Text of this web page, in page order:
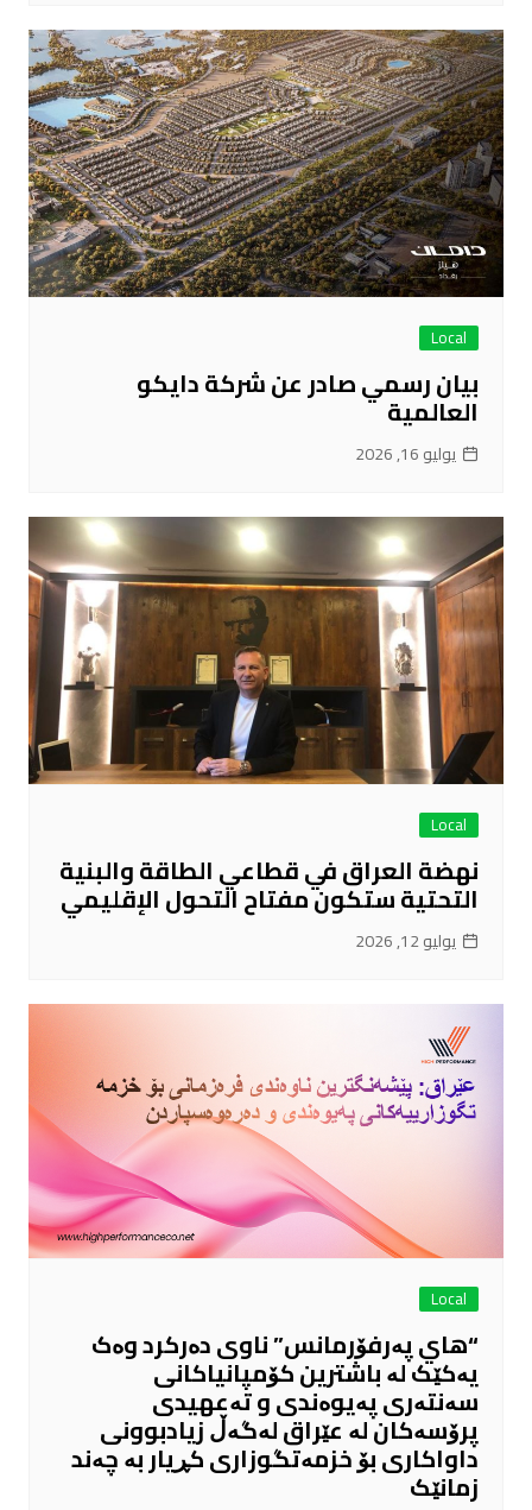
Local
بيان رسمي صادر عن شركة دايكو
العالمية
يوليو 16, 2026
Local
نهضة العراق في قطاعي الطاقة والبنية
التحتية ستكون مفتاح التحول الإقليمي
يوليو 12, 2026
Local
“هاي پەرفۆرمانس” ناوی دەرکرد وەک
یەکێک لە باشترین کۆمپانیاکانی
سەنتەری پەیوەندی و تەعهیدی
پرۆسەکان لە عێراق لەگەڵ زیادبوونی
داواکاری بۆ خزمەتگوزاری کڕیار بە چەند
زمانێک